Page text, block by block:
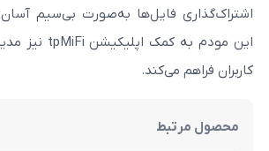
به‌صورت بی‌سیم آسان‌تر از همیشه است.
این مودم به کمک اپلیکیشن tpMiFi نیز مدیریت ساده‌ای را برای